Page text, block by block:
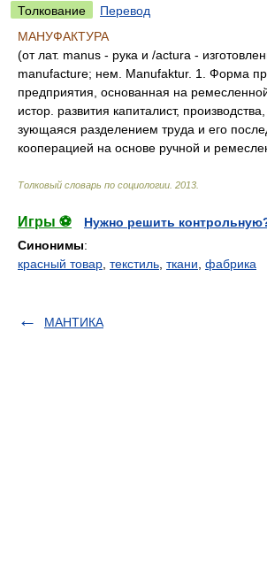
Толкование
Перевод
МАНУФАКТУРА
(от лат. manus - рука и /actura -
manufacture; нем. Manufaktur. 1. Форма
предприятия, основанная на
истор. развития капиталист,
зующаяся разделением труда и его
кооперацией на основе ручной и
Толковый словарь по социологии 2013
Игры ⚽
Нужно решить
Синонимы:
красный товар текстиль ткани фабрика
МАНТИКА